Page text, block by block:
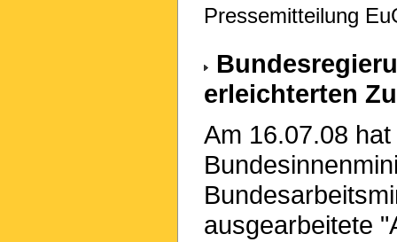
Pressemitteilung
erleichterten
Am 16.07.08
ausgearbeitete